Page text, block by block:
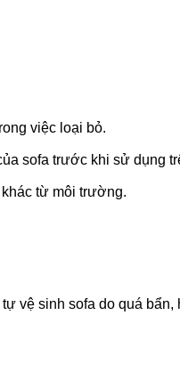
việc loại bỏ.
sofa trước khi sử dụng
từ môi trường.
vệ sinh sofa do quá